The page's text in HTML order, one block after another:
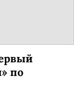
по